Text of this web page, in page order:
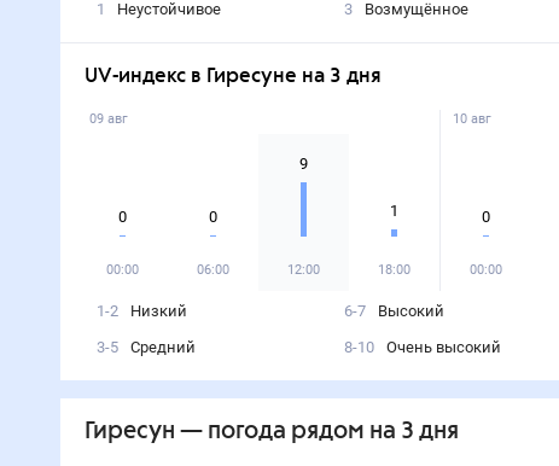
1
Неустойчивое
3
Возмущённое
UV-индекс в Гиресуне на 3 дня
09 авг
0
00:00
0
06:00
9
12:00
1
18:00
10 авг
0
00:00
1-2
Низкий
3-5
Средний
6-7
Высокий
8-10
Очень высокий
Гиресун — погода рядом на 3 дня